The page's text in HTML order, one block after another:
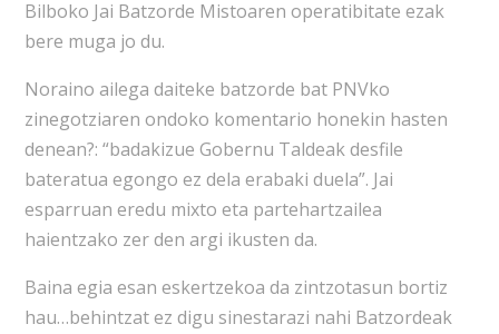
Bilboko Jai Batzorde Mistoaren operatibitate ezak
bere muga jo du.
Noraino ailega daiteke batzorde bat PNVko
zinegotziaren ondoko komentario honekin hasten
denean?: “badakizue Gobernu Taldeak desfile
bateratua egongo ez dela erabaki duela”. Jai
esparruan eredu mixto eta partehartzailea
haientzako zer den argi ikusten da.
Baina egia esan eskertzekoa da zintzotasun bortiz
hau…behintzat ez digu sinestarazi nahi Batzordeak